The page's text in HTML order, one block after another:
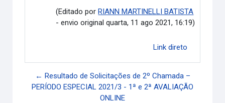
(Editado porRIANN MARTINELLI BATISTA
- envio original quarta, 11 ago 2021, 16:19)
Link direto
← Resultado de Solicitações de 2º Chamada –
PERÍODO ESPECIAL 2021/3 - 1ª e 2ª AVALIAÇÃO
ONLINE